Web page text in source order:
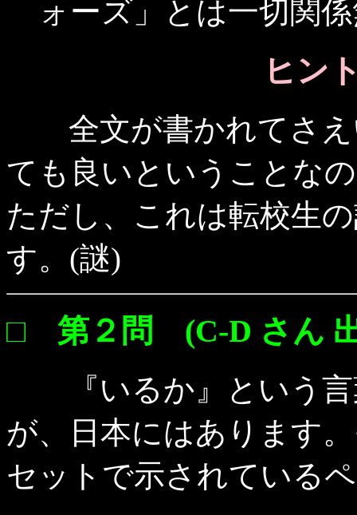
ォーズ」とは一切関
ヒン
全文が書かれてさえ
ても良いということな
ただし、これは転校生
す。(謎)
□ 第２問 (C-D さん
『いるか』という言
が、日本にはあります
セットで示されている